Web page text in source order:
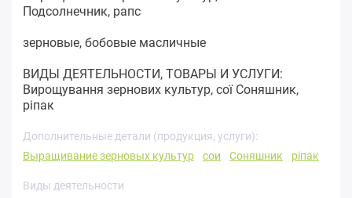
Подсолнечник, рапс
зерновые, бобовые масличные
ВИДЫ ДЕЯТЕЛЬНОСТИ, ТОВАРЫ И УСЛУГИ:
Вирощування зернових культур, сої Соняшник,
ріпак
Дополнительные детали (продукция, услуги):
Выращивание зерновых культур
сои Соняшник ріпак
Виды деятельности